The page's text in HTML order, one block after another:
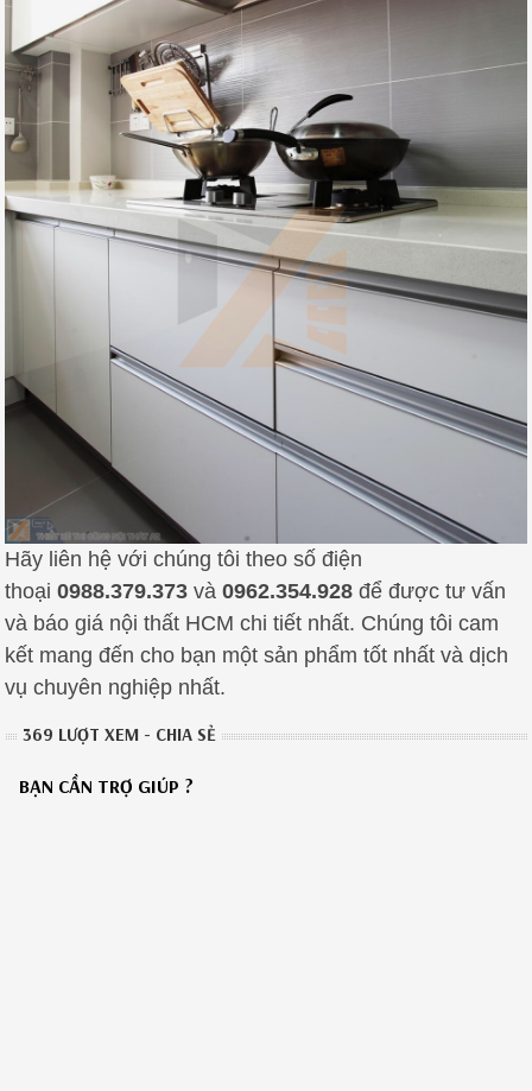
Hãy liên hệ với chúng tôi theo số điện
thoại0988.379.373 và0962.354.928 để được tư vấn
và báo giá nội thất HCM chi tiết nhất. Chúng tôi cam
kết mang đến cho bạn một sản phẩm tốt nhất và dịch
vụ chuyên nghiệp nhất.
369 LƯỢT XEM - CHIA SẺ
BẠN CẦN TRỢ GIÚP ?